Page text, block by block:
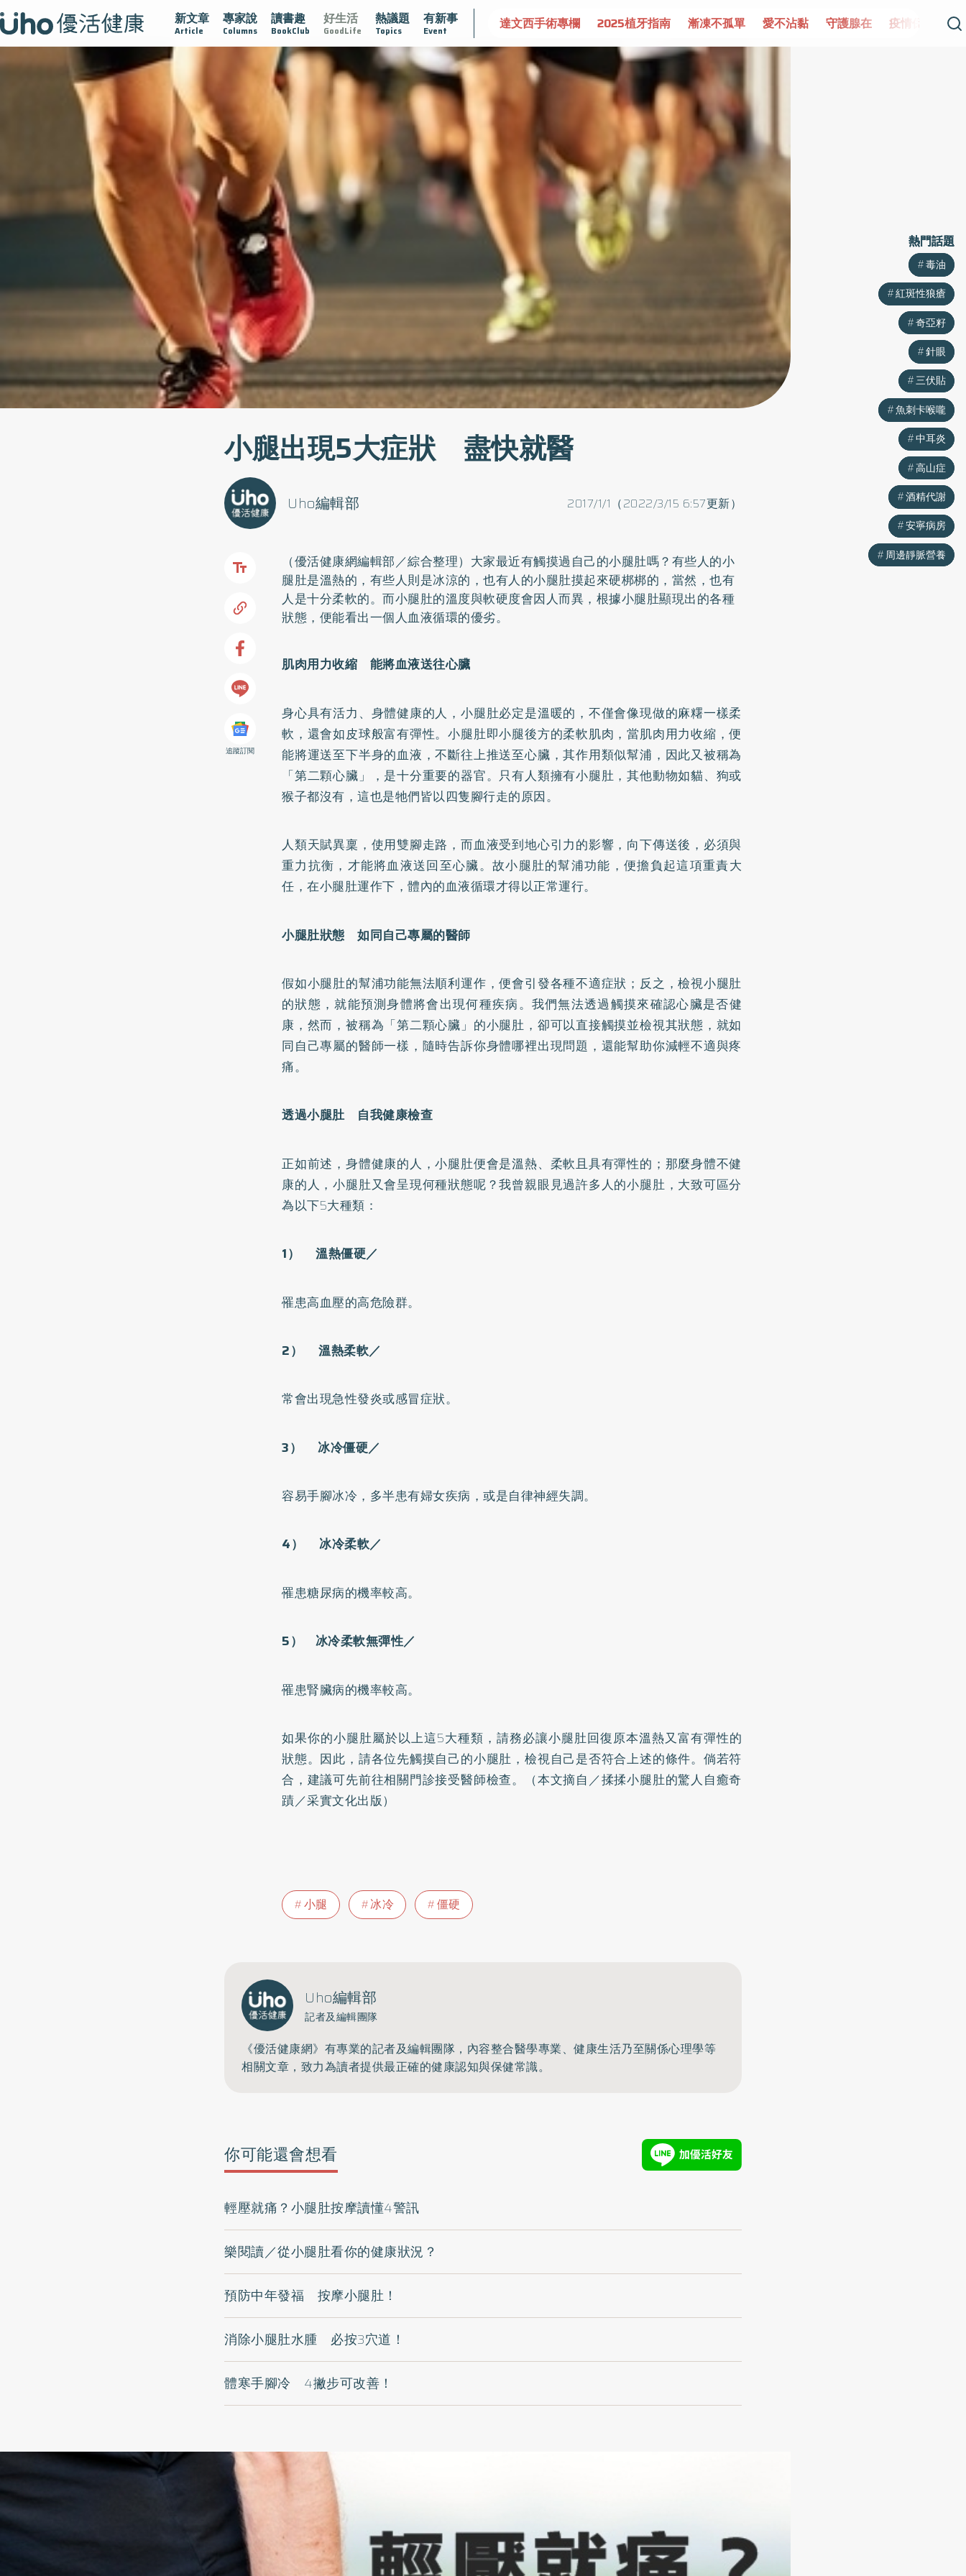
新文章
Article
專家說
Columns
讀書趣
BookClub
好生活
GoodLife
熱議題
Topics
有新事
Event
在 疫情保衛戰 再生醫學 愛的未來視 認識攝護腺肥大 守護骨骼健康 達文西手術專欄 2025植牙指南 漸凍不孤單 愛不沾黏 守護腺在 疫情保衛戰 再生醫學
小腿出現5大症狀 盡快就醫
2017/1/1（2022/3/15 6:57更新）
Uho編輯部
追蹤訂閱
（優活健康網編輯部／綜合整理）大家最近有觸摸過自己的小腿肚嗎？有些人的小
腿肚是溫熱的，有些人則是冰涼的，也有人的小腿肚摸起來硬梆梆的，當然，也有
人是十分柔軟的。而小腿肚的溫度與軟硬度會因人而異，根據小腿肚顯現出的各種
狀態，便能看出一個人血液循環的優劣。
肌肉用力收縮 能將血液送往心臟
身心具有活力、身體健康的人，小腿肚必定是溫暖的，不僅會像現做的麻糬一樣柔
軟，還會如皮球般富有彈性。小腿肚即小腿後方的柔軟肌肉，當肌肉用力收縮，便
能將運送至下半身的血液，不斷往上推送至心臟，其作用類似幫浦，因此又被稱為
「第二顆心臟」，是十分重要的器官。只有人類擁有小腿肚，其他動物如貓、狗或
猴子都沒有，這也是牠們皆以四隻腳行走的原因。
人類天賦異稟，使用雙腳走路，而血液受到地心引力的影響，向下傳送後，必須與
重力抗衡，才能將血液送回至心臟。故小腿肚的幫浦功能，便擔負起這項重責大
任，在小腿肚運作下，體內的血液循環才得以正常運行。
小腿肚狀態 如同自己專屬的醫師
假如小腿肚的幫浦功能無法順利運作，便會引發各種不適症狀；反之，檢視小腿肚
的狀態，就能預測身體將會出現何種疾病。我們無法透過觸摸來確認心臟是否健
康，然而，被稱為「第二顆心臟」的小腿肚，卻可以直接觸摸並檢視其狀態，就如
同自己專屬的醫師一樣，隨時告訴你身體哪裡出現問題，還能幫助你減輕不適與疼
痛。
透過小腿肚 自我健康檢查
正如前述，身體健康的人，小腿肚便會是溫熱、柔軟且具有彈性的；那麼身體不健
康的人，小腿肚又會呈現何種狀態呢？我曾親眼見過許多人的小腿肚，大致可區分
為以下5大種類：
1） 溫熱僵硬／
罹患高血壓的高危險群。
2） 溫熱柔軟／
常會出現急性發炎或感冒症狀。
3） 冰冷僵硬／
容易手腳冰冷，多半患有婦女疾病，或是自律神經失調。
4） 冰冷柔軟／
罹患糖尿病的機率較高。
5） 冰冷柔軟無彈性／
罹患腎臟病的機率較高。
如果你的小腿肚屬於以上這5大種類，請務必讓小腿肚回復原本溫熱又富有彈性的
狀態。因此，請各位先觸摸自己的小腿肚，檢視自己是否符合上述的條件。倘若符
合，建議可先前往相關門診接受醫師檢查。（本文摘自／揉揉小腿肚的驚人自癒奇
蹟／采實文化出版）
小腿 冰冷 僵硬
Uho編輯部
記者及編輯團隊
《優活健康網》有專業的記者及編輯團隊，內容整合醫學專業、健康生活乃至關係心理學等
相關文章，致力為讀者提供最正確的健康認知與保健常識。
你可能還會想看
輕壓就痛？小腿肚按摩讀懂4警訊
樂閱讀／從小腿肚看你的健康狀況？
預防中年發福 按摩小腿肚！
消除小腿肚水腫 必按3穴道！
體寒手腳冷 4撇步可改善！
熱門話題
毒油
紅斑性狼瘡
奇亞籽
針眼
三伏貼
魚刺卡喉嚨
中耳炎
高山症
酒精代謝
安寧病房
周邊靜脈營養
熱門話題
毒油
紅斑性狼瘡
奇亞籽
針眼
三伏貼
魚刺卡喉嚨
中耳炎
高山症
酒精代謝
安寧病房
周邊靜脈營養